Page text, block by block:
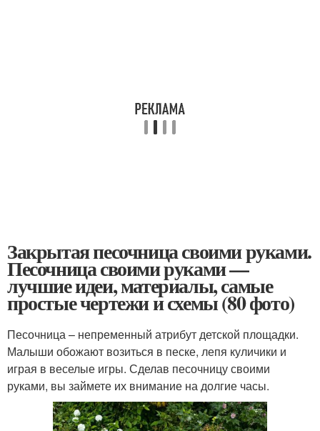
Закрытая песочница своими руками.
Песочница своими руками —
лучшие идеи, материалы, самые
простые чертежи и схемы (80 фото)
Песочница – непременный атрибут детской площадки.
Малыши обожают возиться в песке, лепя куличики и
играя в веселые игры. Сделав песочницу своими
руками, вы займете их внимание на долгие часы.